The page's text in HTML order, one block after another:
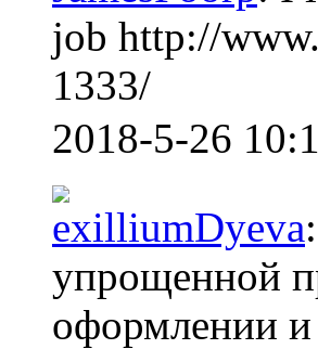
job http://
1333/
2018-5-26
exilliumDyeva:
упрощенной
оформлении